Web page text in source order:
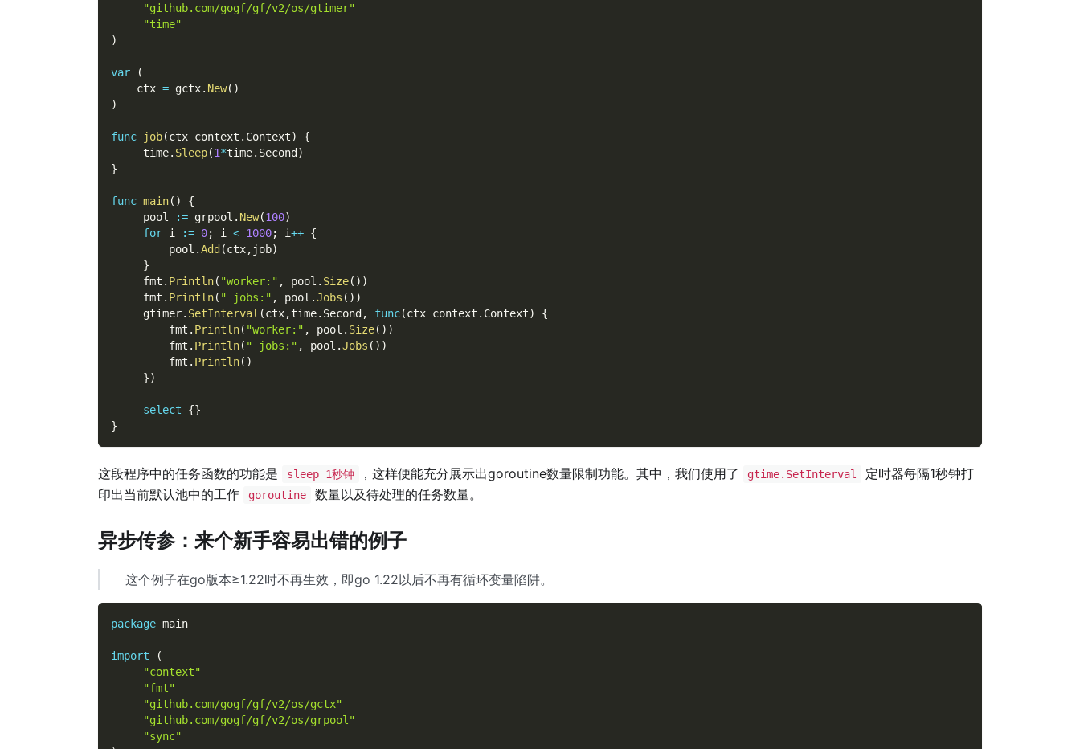
"github.com/gogf/gf/v2/os/gtimer"
"time"
)
var
(
    ctx
= gctx. New( )
)
func job(ctx context . Context)
{
     time
. Sleep(1*time. Second )
}
func main( )
{
     pool
:= grpool . New(100)
for i := 0; i < 1000; i++ {
         pool
.Add (ctx, job)
}
     fmt
. Println( "worker:" , pool . Size( ) )
     fmt
. Println( " jobs:" , pool .Jobs ( ) )
     gtimer
. SetInterval (ctx,time. Second , func(ctx context . Context)
{
         fmt
. Println( "worker:" , pool . Size( ) )
         fmt
. Println( " jobs:" , pool .Jobs ( ) )
         fmt
. Println( )
})
select {}
}
这段程序中的任务函数的功能是 sleep 1秒钟 ，这样便能充分展示出goroutine数量限制功能。其中，我们使用了 gtime.SetInterval
定时器每隔1秒钟打
印出当前默认池中的工作
goroutine 数量以及待处理的任务数量。
异步传参：来个新手容易出错的例子
这个例子在go版本≥1.22时不再生效，即go 1.22以后不再有循环变量陷阱。
package main
import
(
"context"
"fmt"
"github.com/gogf/gf/v2/os/gctx"
"github.com/gogf/gf/v2/os/grpool"
"sync"